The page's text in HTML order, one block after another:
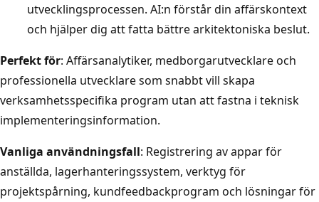
utvecklingsprocessen. AI:n förstår din affärskontext
och hjälper dig att fatta bättre arkitektoniska beslut.
Perfekt för: Affärsanalytiker, medborgarutvecklare och
professionella utvecklare som snabbt vill skapa
verksamhetsspecifika program utan att fastna i teknisk
implementeringsinformation.
Vanliga användningsfall: Registrering av appar för
anställda, lagerhanteringssystem, verktyg för
projektspårning, kundfeedbackprogram och lösningar för